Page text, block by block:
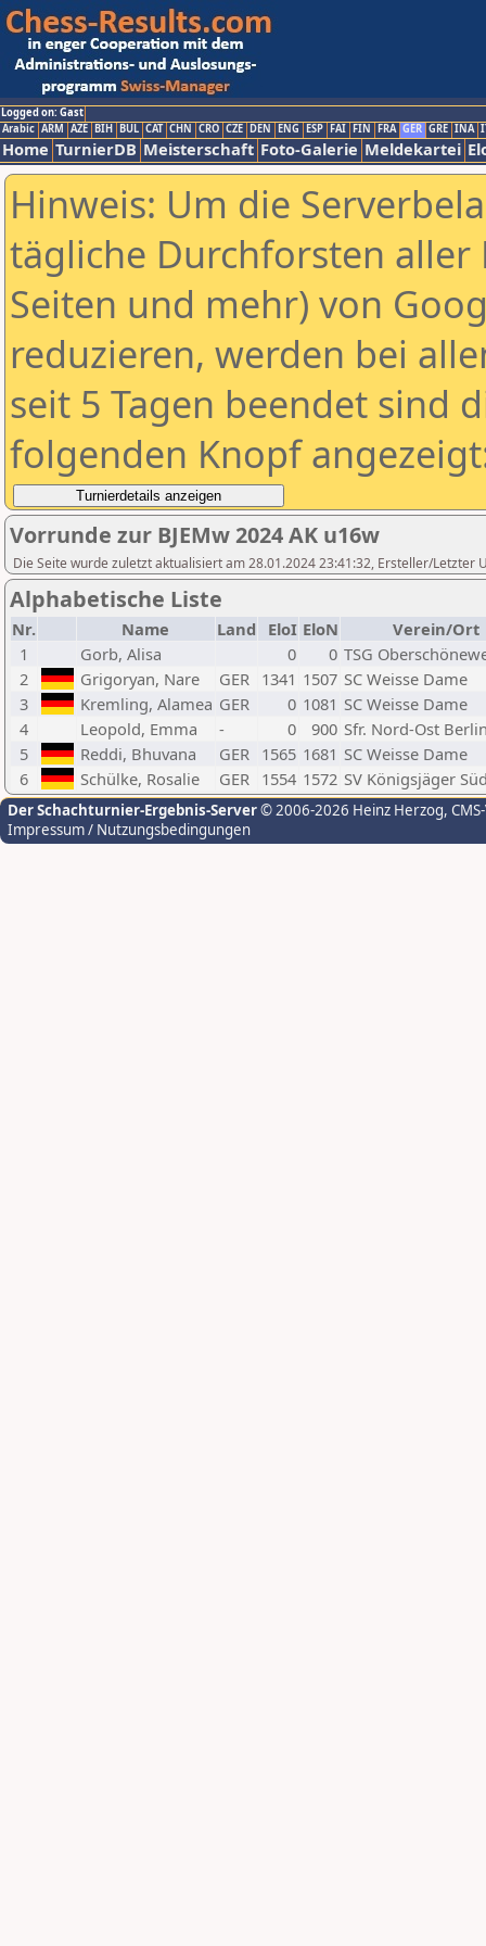
Logged on: Gast
Arabic ARM AZE BIH BUL CAT CHN CRO CZE DEN ENG ESP FAI FIN FRA GER GRE INA
Home TurnierDB Meisterschaft Foto-Galerie Meldekartei
Hinweis: Um die
tägliche Durchforsten aller
Seiten und mehr) von
reduzieren, werden bei
seit 5 Tagen beendet sind
folgenden Knopf
Vorrunde zur BJEMw 2024 AK u16w
Die Seite wurde zuletzt aktualisiert am 28.01.2024 23:41:32, Ersteller/Letzter
Alphabetische Liste
Nr. Name Land EloI EloN
Verein/Ort
1
Gorb, Alisa 0 0 TSG
2
Grigoryan, Nare GER 1341 1507 SC Weisse Dame
3
Kremling, Alamea GER 0 1081 SC Weisse Dame
4
Leopold, Emma - 0 900 Sfr. Nord-Ost
5
Reddi, Bhuvana GER 1565 1681 SC Weisse Dame
6
Schülke, Rosalie GER 1554 1572 SV Königsjäger
Der Schachturnier-Ergebnis-Server© 2006-2026 Heinz Herzog,
Impressum / Nutzungsbedingungen